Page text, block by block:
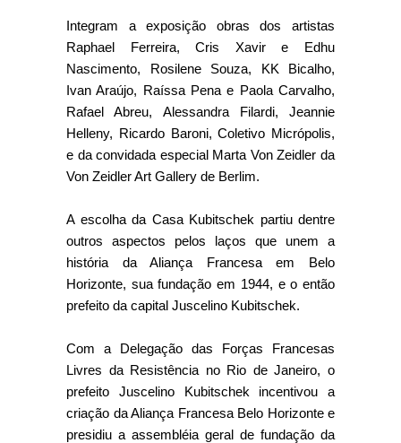
Integram a exposição obras dos artistas
Raphael Ferreira, Cris Xavir e Edhu
Nascimento, Rosilene Souza, KK Bicalho,
Ivan Araújo, Raíssa Pena e Paola Carvalho,
Rafael Abreu, Alessandra Filardi, Jeannie
Helleny, Ricardo Baroni, Coletivo Micrópolis,
e da convidada especial Marta Von Zeidler da
Von Zeidler Art Gallery de Berlim.
A escolha da Casa Kubitschek partiu dentre
outros aspectos pelos laços que unem a
história da Aliança Francesa em Belo
Horizonte, sua fundação em 1944, e o então
prefeito da capital Juscelino Kubitschek.
Com a Delegação das Forças Francesas
Livres da Resistência no Rio de Janeiro, o
prefeito Juscelino Kubitschek incentivou a
criação da Aliança Francesa Belo Horizonte e
presidiu a assembléia geral de fundação da